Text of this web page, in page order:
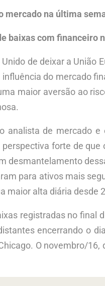
mercado na última
baixas com financeiro
Unido de deixar a
do mercado
maior aversão ao
analista de mercado
forte de que
desmantelamento
para ativos mais
maior alta diária desde
registradas no final
encerrando o
O novembro/